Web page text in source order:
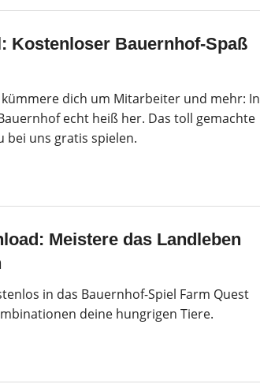
Kostenloser Bauernhof-Spaß
kümmere dich um Mitarbeiter und mehr: In
echt heiß her. Das toll gemachte
bei uns gratis spielen.
Meistere das Landleben
in das Bauernhof-Spiel Farm Quest
deine hungrigen Tiere.